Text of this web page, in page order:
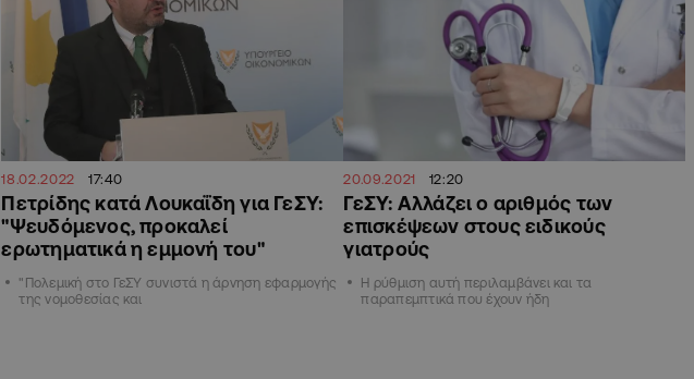
18.02.2022 17:40
Πετρίδης κατά Λουκαΐδη για ΓεΣΥ:
"Ψευδόμενος, προκαλεί
ερωτηματικά η εμμονή του"
"Πολεμική στο ΓεΣΥ συνιστά η άρνηση εφαρμογής
της νομοθεσίας και
20.09.2021 12:20
ΓεΣΥ: Αλλάζει ο αριθμός των
επισκέψεων στους ειδικούς
γιατρούς
Η ρύθμιση αυτή περιλαμβάνει και τα
παραπεμπτικά που έχουν ήδη